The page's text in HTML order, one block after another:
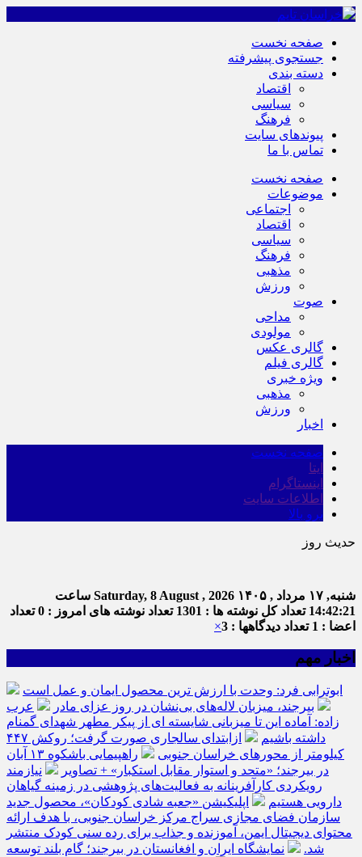
صفحه نخست
جستجوی پیشرفته
دسته بندی
اقتصاد
سیاسی
فرهنگ
پیوندهای سایت
تماس با ما
صفحه نخست
موضوعات
اجتماعی
اقتصاد
سیاسی
فرهنگ
مذهبی
ورزش
صوت
مداحی
مولودی
گالری عکس
گالری فیلم
ویژه خبری
مذهبی
ورزش
اخبار
صفحه نخست
ایتا
اینستاگرام
اطلاعات سایت
برو بالا
حدیث روز
شنبه, ۱۷ مرداد , ۱۴۰۵ Saturday, 8 August , 2026 ساعت
14:42:21 تعداد کل نوشته ها : 1301 تعداد نوشته های امروز : 0
تعداد
اعضا : 1
تعداد دیدگاهها : 3 ×
اخبار مهم
ابوترابی فرد: وحدت با ارزش ترین محصول ایمان و عمل است
بیرجند، میزبان لاله‌های بی‌نشان در روز عزای مادر
عرب
زاده: آماده این تا میزبانی شایسته ای از پیکر مطهر شهدای گمنام
داشته باشیم
ازابتدای سالجاری صورت گرفت؛ روکش ۴۴۷
کیلومتر از محورهای خراسان جنوبی
راهپیمایی باشکوه ۱۳ آبان
در بیرجند؛ «متحد و استوار مقابل استکبار» + تصاویر
نیازمند
رویکردی کارآفرینانه به فعالیت‌های پژوهشی در زمینه گیاهان
دارویی هستیم
اپلیکیشن «جعبه شادی کودکان»، محصول جدید
سازمان فضای مجازی سراج مرکز خراسان جنوبی، با هدف ارائه
محتوای دیجیتال ایمن، آموزنده و جذاب برای رده سنی کودک منتشر
شد.
نمایشگاه ایران و افغانستان در بیرجند؛ گام بلند توسعه